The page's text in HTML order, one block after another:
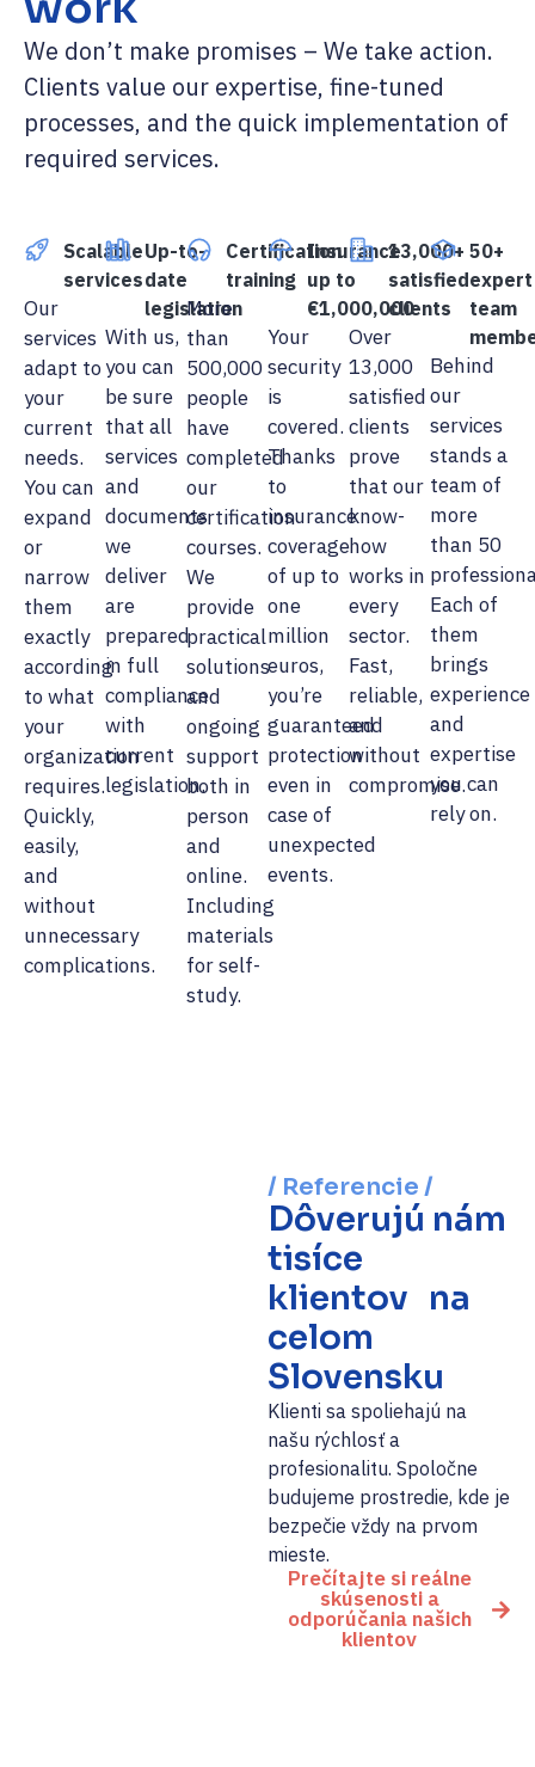
We don’t make promises – We take action.
Clients value our expertise, fine-tuned
processes, and the quick implementation of
required services.
Scalable
services
Our
services
adapt to
your
current
needs.
You can
expand
or
narrow
them
exactly
according
to what
your
organization
requires.
Quickly,
easily,
and
without
unnecessary
complications.
Up-to-
date
legislation
With us,
you can
be sure
that all
services
and
documents
we
deliver
are
prepared
in full
compliance
with
current
legislation.
Certification
training
More
than
500,000
people
have
completed
our
certification
courses.
We
provide
practical
solutions
and
ongoing
support
both in
person
and
online.
Including
materials
for self-
study.
Insurance
up to
€1,000,000
Your
security
is
covered.
Thanks
to
insurance
coverage
of up to
one
million
euros,
you’re
guaranteed
protection
even in
case of
unexpected
events.
13,000+
satisfied
clients
Over
13,000
satisfied
clients
prove
that our
know-
how
works in
every
sector.
Fast,
reliable,
and
without
compromise.
50+
expert
team
Behind
our
services
stands a
team of
more
than 50
Each of
them
brings
experience
and
expertise
you can
rely on.
/ Referencie /
Dôverujú nám
tisíce
klientov na
celom
Slovensku
Klienti sa spoliehajú na
našu rýchlosť a
profesionalitu. Spoločne
budujeme prostredie, kde je
bezpečie vždy na prvom
mieste.
Prečítajte si reálne
skúsenosti a
odporúčania našich
klientov